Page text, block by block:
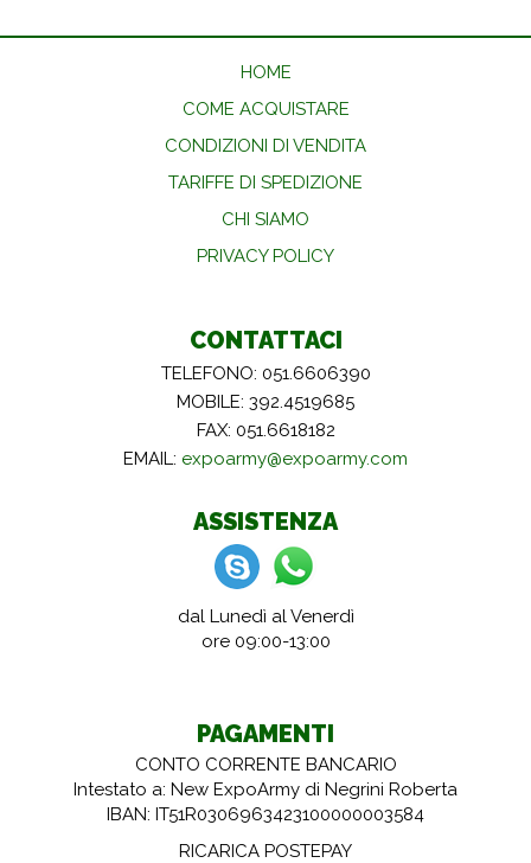
HOME
COME ACQUISTARE
CONDIZIONI DI VENDITA
TARIFFE DI SPEDIZIONE
CHI SIAMO
PRIVACY POLICY
CONTATTACI
TELEFONO: 051.6606390
MOBILE: 392.4519685
FAX: 051.6618182
EMAIL: expoarmy@expoarmy.com
ASSISTENZA
dal Lunedì al Venerdì
ore 09:00-13:00
PAGAMENTI
CONTO CORRENTE BANCARIO
Intestato a: New ExpoArmy di Negrini Roberta
IBAN: IT51R0306963423100000003584
RICARICA POSTEPAY